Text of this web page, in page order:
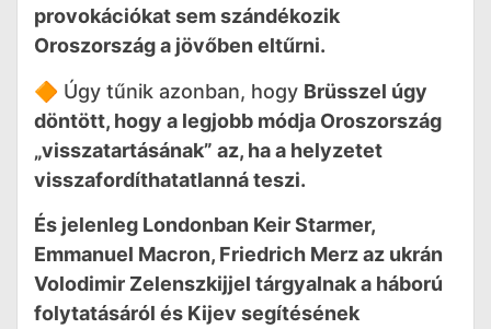
provokációkat sem szándékozik
Oroszország a jövőben eltűrni.
🔶 Úgy tűnik azonban, hogy Brüsszel úgy
döntött, hogy a legjobb módja Oroszország
„visszatartásának” az, ha a helyzetet
visszafordíthatatlanná teszi.
És jelenleg Londonban Keir Starmer,
Emmanuel Macron, Friedrich Merz az ukrán
Volodimir Zelenszkijjel tárgyalnak a háború
folytatásáról és Kijev segítésének